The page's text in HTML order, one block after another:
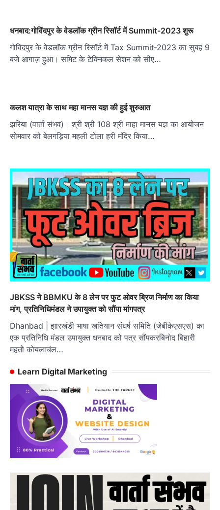
धनबाद:गोविंदपुर के वेडलॉक ग्रीन रिसॉर्ट में Summit-2023 शुरू
गोविंदपुर के वेडलॉक ग्रीन रिसॉर्ट में Tax Summit-2023 का सुबह 9
बजे आगाज़ हुआ। समिट के टेक्निकल सेशन को सीए…
कलश यात्रा के साथ महा मानस यज्ञ की हुई शुरुआत
झरिया (वार्ता संभव)। श्री श्री 108 श्री माहा मानस यज्ञ का आयोजन
सोमवार को बेलगड़िया महली टोला हरी मंदिर किया…
JBKSS ने BBMKU के 8 लेन पर फुट ओवर ब्रिज निर्माण का किया
मांग, प्रतिनिधिमंडल ने उपायुक्त को सौंपा मांगपत्र
Dhanbad | झारखंडी भाषा खतियान संघर्ष समिति (जेबीकेएसएस) का
एक प्रतिनिधि मंडल उपायुक्त धनबाद को पत्र सौंपकरबिनोद बिहारी
महतो कोयलाचंल…
Learn Digital Marketing